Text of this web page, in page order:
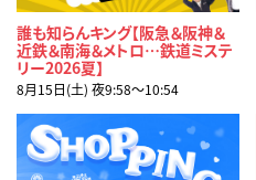
誰も知らんキング【阪急＆阪神＆
近鉄＆南海＆メトロ…鉄道ミステ
リー2026夏】
8月15日(土) 夜9:58〜10:54